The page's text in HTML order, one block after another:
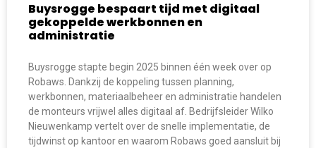
Buysrogge bespaart tijd met digitaal
gekoppelde werkbonnen en
administratie
Buysrogge stapte begin 2025 binnen één week over op
Robaws. Dankzij de koppeling tussen planning,
werkbonnen, materiaalbeheer en administratie handelen
de monteurs vrijwel alles digitaal af. Bedrijfsleider Wilko
Nieuwenkamp vertelt over de snelle implementatie, de
tijdwinst op kantoor en waarom Robaws goed aansluit bij